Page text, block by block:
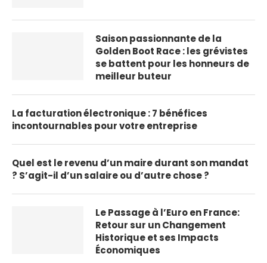
Saison passionnante de la
Golden Boot Race : les grévistes
se battent pour les honneurs de
meilleur buteur
La facturation électronique : 7 bénéfices
incontournables pour votre entreprise
Quel est le revenu d’un maire durant son mandat
? S’agit-il d’un salaire ou d’autre chose ?
Le Passage à l’Euro en France:
Retour sur un Changement
Historique et ses Impacts
Économiques